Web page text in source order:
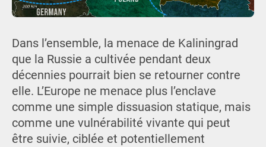
Dans l’ensemble, la menace de Kaliningrad
que la Russie a cultivée pendant deux
décennies pourrait bien se retourner contre
elle. L’Europe ne menace plus l’enclave
comme une simple dissuasion statique, mais
comme une vulnérabilité vivante qui peut
être suivie, ciblée et potentiellement